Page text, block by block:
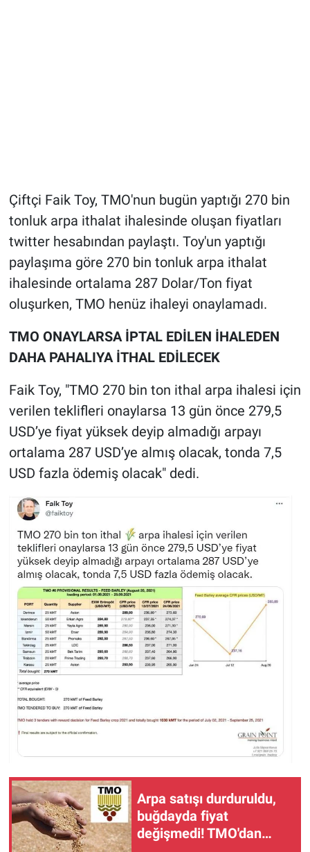
Çiftçi Faik Toy, TMO'nun bugün yaptığı 270 bin
tonluk arpa ithalat ihalesinde oluşan fiyatları
twitter hesabından paylaştı. Toy'un yaptığı
paylaşıma göre 270 bin tonluk arpa ithalat
ihalesinde ortalama 287 Dolar/Ton fiyat
oluşurken, TMO henüz ihaleyi onaylamadı.
TMO ONAYLARSA İPTAL EDİLEN İHALEDEN
DAHA PAHALIYA İTHAL EDİLECEK
Faik Toy, "TMO 270 bin ton ithal arpa ihalesi için
verilen teklifleri onaylarsa 13 gün önce 279,5
USD’ye fiyat yüksek deyip almadığı arpayı
ortalama 287 USD’ye almış olacak, tonda 7,5
USD fazla ödemiş olacak" dedi.
Arpa satışı durduruldu,
buğdayda fiyat
değişmedi! TMO'dan